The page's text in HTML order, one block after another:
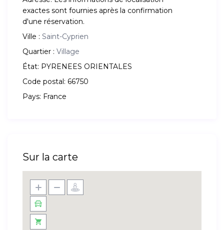
exactes sont fournies après la confirmation
d'une réservation.
Ville : Saint-Cyprien
Quartier : Village
État: PYRENEES ORIENTALES
Code postal: 66750
Pays: France
Sur la carte